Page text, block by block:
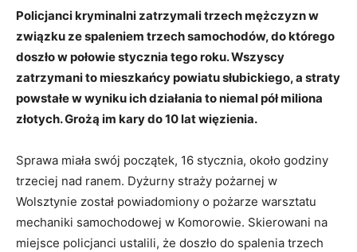
Policjanci kryminalni zatrzymali trzech mężczyzn w
związku ze spaleniem trzech samochodów, do którego
doszło w połowie stycznia tego roku. Wszyscy
zatrzymani to mieszkańcy powiatu słubickiego, a straty
powstałe w wyniku ich działania to niemal pół miliona
złotych. Grożą im kary do 10 lat więzienia.
Sprawa miała swój początek, 16 stycznia, około godziny
trzeciej nad ranem. Dyżurny straży pożarnej w
Wolsztynie został powiadomiony o pożarze warsztatu
mechaniki samochodowej w Komorowie. Skierowani na
miejsce policjanci ustalili, że doszło do spalenia trzech